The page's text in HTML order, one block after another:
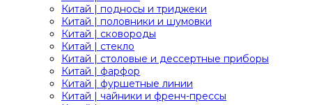
Китай | подносы и триджеки
Китай | половники и шумовки
Китай | сковороды
Китай | стекло
Китай | столовые и дессертные приборы
Китай | фарфор
Китай | фуршетные линии
Китай | чайники и френч-прессы